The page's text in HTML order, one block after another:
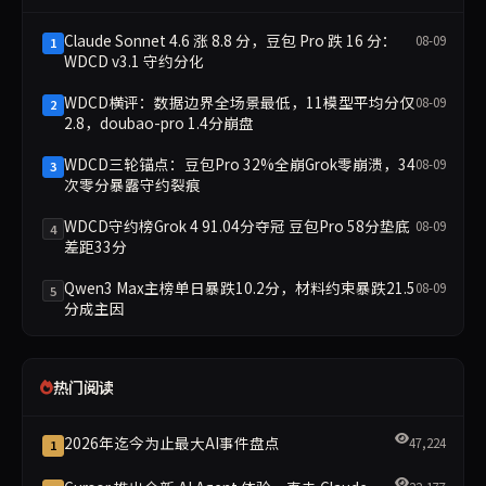
1 Claude Sonnet 4.6 涨 8.8 分，豆包 Pro 跌 16 分：
WDCD v3.1 守约分化
08-09
2 WDCD横评：数据边界全场景最低，11模型平均分仅
2.8，doubao-pro 1.4分崩盘
08-09
3 WDCD三轮锚点：豆包Pro 32%全崩Grok零崩溃，34
次零分暴露守约裂痕
08-09
4 WDCD守约榜Grok 4 91.04分夺冠 豆包Pro 58分垫底
差距33分
08-09
5 Qwen3 Max主榜单日暴跌10.2分，材料约束暴跌21.5
分成主因
08-09
热门阅读
1 2026年迄今为止最大AI事件盘点 47,224